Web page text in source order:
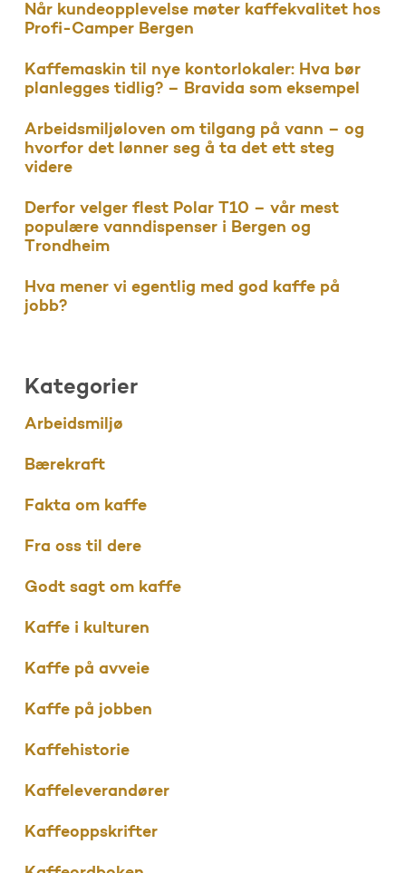
Når kundeopplevelse møter kaffekvalitet hos
Profi-Camper Bergen
Kaffemaskin til nye kontorlokaler: Hva bør
planlegges tidlig? – Bravida som eksempel
Arbeidsmiljøloven om tilgang på vann – og
hvorfor det lønner seg å ta det ett steg
videre
Derfor velger flest Polar T10 – vår mest
populære vanndispenser i Bergen og
Trondheim
Hva mener vi egentlig med god kaffe på
jobb?
Kategorier
Arbeidsmiljø
Bærekraft
Fakta om kaffe
Fra oss til dere
Godt sagt om kaffe
Kaffe i kulturen
Kaffe på avveie
Kaffe på jobben
Kaffehistorie
Kaffeleverandører
Kaffeoppskrifter